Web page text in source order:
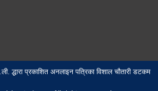
द्धारा प्रकाशित अनलाइन पत्रिका विशाल चौतारी डटकम